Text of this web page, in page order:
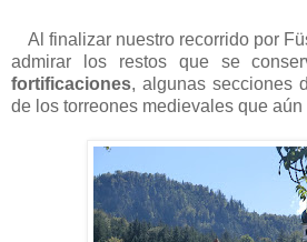
Al finalizar nuestro recorrido por
admirar los restos que se
fortificaciones, algunas secciones
de los torreones medievales que